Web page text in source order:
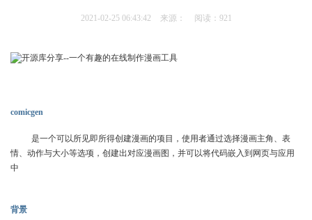
2021-02-25 06:43:42 来源： 阅读：921
comicgen
是一个可以所见即所得创建漫画的项目，使用者通过选择漫画主角、表
情、动作与大小等选项，创建出对应漫画图，并可以将代码嵌入到网页与应用
中
背景